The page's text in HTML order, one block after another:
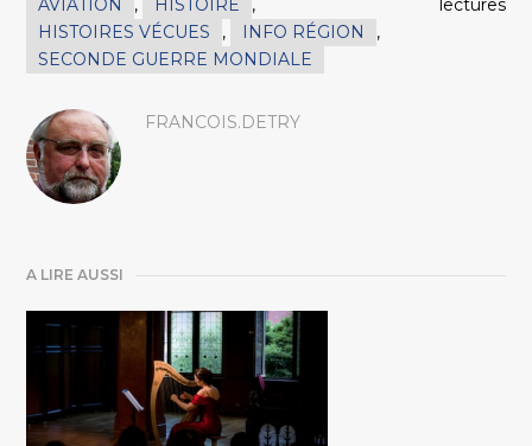
AVIATION , HISTOIRE
,
HISTOIRES VÉCUES
, INFO RÉGION
,
SECONDE GUERRE MONDIALE
lectures
FRANCOIS.DETRY
A LIRE AUSSI